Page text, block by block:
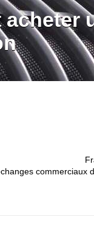
acheter
commerciaux